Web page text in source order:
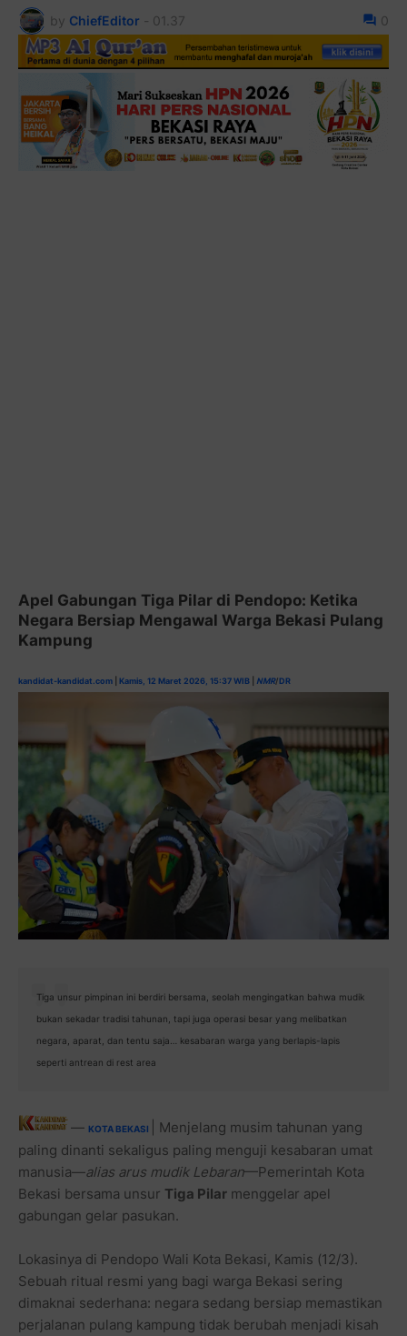
by ChiefEditor - 01.37 0
Apel Gabungan Tiga Pilar di Pendopo: Ketika
Negara Bersiap Mengawal Warga Bekasi Pulang
Kampung
kandidat-kandidat.com Kamis, 12 Maret 2026, 15:37 WIB NMR/DR
Tiga unsur pimpinan ini berdiri bersama, seolah mengingatkan bahwa mudik
bukan sekadar tradisi tahunan, tapi juga operasi besar yang melibatkan
negara, aparat, dan tentu saja… kesabaran warga yang berlapis-lapis
seperti antrean di rest area
— KOTA BEKASI
| Menjelang musim tahunan yang
paling dinanti sekaligus paling menguji kesabaran umat
manusia—alias arus mudik Lebaran—Pemerintah Kota
Bekasi bersama unsur Tiga Pilar menggelar apel
gabungan gelar pasukan.
Lokasinya di Pendopo Wali Kota Bekasi, Kamis (12/3).
Sebuah ritual resmi yang bagi warga Bekasi sering
dimaknai sederhana: negara sedang bersiap memastikan
perjalanan pulang kampung tidak berubah menjadi kisah